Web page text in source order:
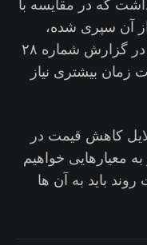
که تنها ۳۶ روز از آن سپری شده،
بیشتر است؛ بنابراین همانطور که در گزارش شماره ۲۸
زمان بیشتری نیاز
کاهش قیمت در
معیارهایی خواهیم
باید به آن ها